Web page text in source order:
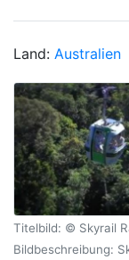
Land: Australien
Titelbild: © Skyrail
Bildbeschreibung: